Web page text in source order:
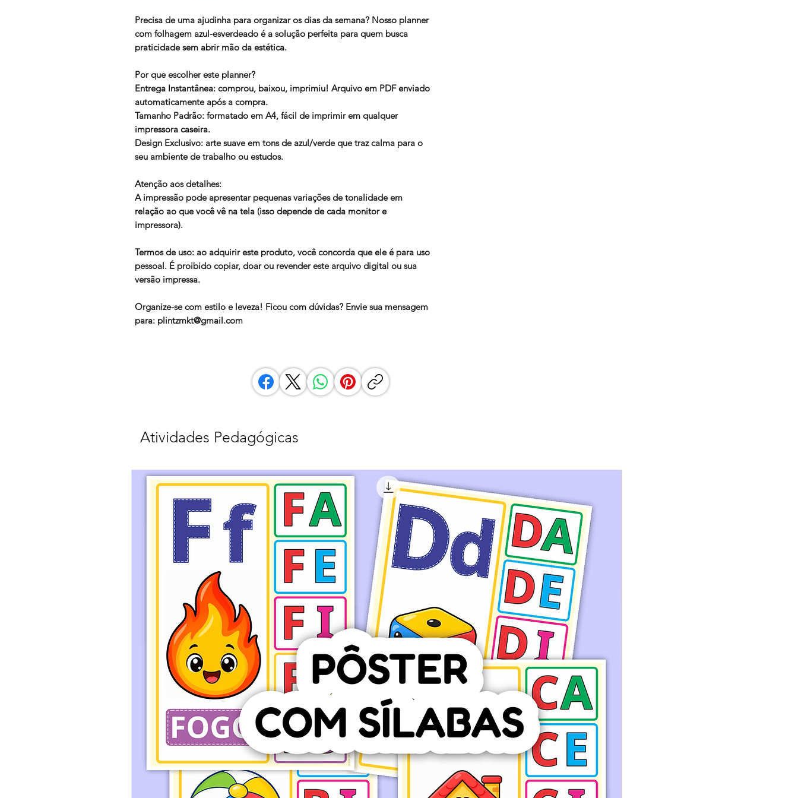
Precisa de uma ajudinha para organizar os dias da semana? Nosso planner
com folhagem azul-esverdeado é a solução perfeita para quem busca
praticidade sem abrir mão da estética.
Por que escolher este planner?
Entrega Instantânea: comprou, baixou, imprimiu! Arquivo em PDF enviado
automaticamente após a compra.
Tamanho Padrão: formatado em A4, fácil de imprimir em qualquer
impressora caseira.
Design Exclusivo: arte suave em tons de azul/verde que traz calma para o
seu ambiente de trabalho ou estudos.
Atenção aos detalhes:
A impressão pode apresentar pequenas variações de tonalidade em
relação ao que você vê na tela (isso depende de cada monitor e
impressora).
Termos de uso: ao adquirir este produto, você concorda que ele é para uso
pessoal. É proibido copiar, doar ou revender este arquivo digital ou sua
versão impressa.
Organize-se com estilo e leveza! Ficou com dúvidas? Envie sua mensagem
para: plintzmkt@gmail.com
Atividades Pedagógicas